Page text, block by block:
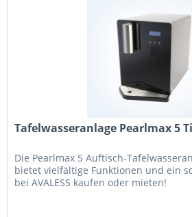
Tafelwasseranlage Pearlmax 5
Die Pearlmax 5 Auftisch-
bietet vielfältige Funktionen und ein
bei AVALESS kaufen oder mieten!